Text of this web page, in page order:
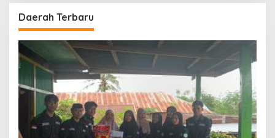
Daerah Terbaru